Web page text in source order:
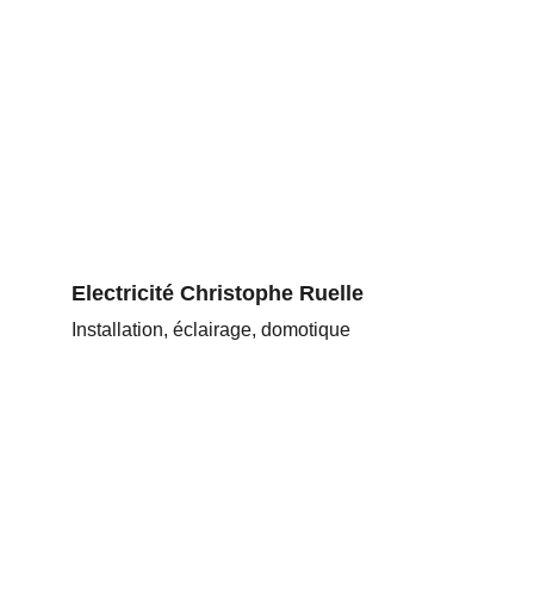
Electricité Christophe Ruelle
Installation, éclairage, domotique